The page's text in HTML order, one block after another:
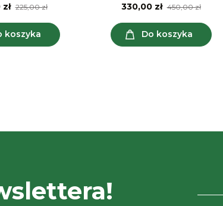
225,00 zł
koszyka
330,00 zł 450,00 zł
Do koszyka